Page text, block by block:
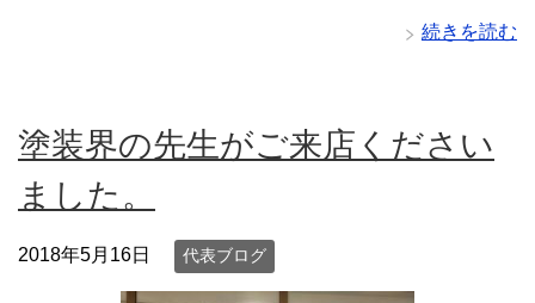
続きを読む
塗装界の先生がご来店ください
ました。
2018年5月16日 代表ブログ